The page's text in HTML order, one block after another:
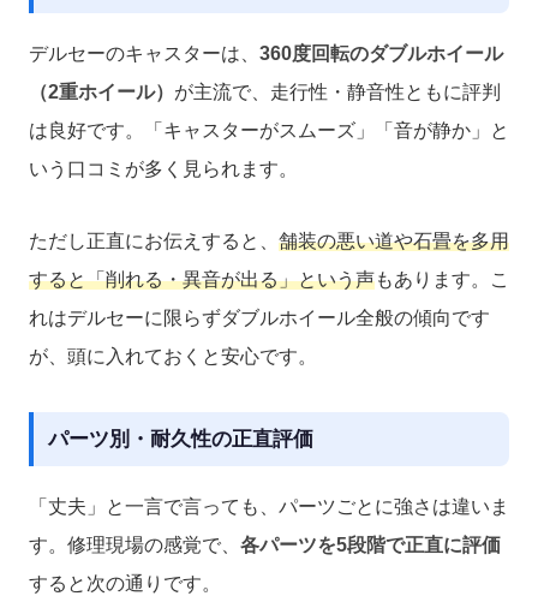
デルセーのキャスターは、 360度回転のダブルホイール
（2重ホイール） が主流で、走行性・静音性ともに評判
は良好です。「キャスターがスムーズ」「音が静か」と
いう口コミが多く見られます。
ただし正直にお伝えすると、 舗装の悪い道や石畳を多用
すると「削れる・異音が出る」という声もあります。こ
れはデルセーに限らずダブルホイール全般の傾向です
が、頭に入れておくと安心です。
パーツ別・耐久性の正直評価
「丈夫」と一言で言っても、パーツごとに強さは違いま
す。修理現場の感覚で、 各パーツを5段階で正直に評価
すると次の通りです。